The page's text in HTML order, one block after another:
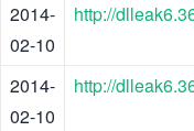
2014-
02-10
http://
2014-
02-10
http://